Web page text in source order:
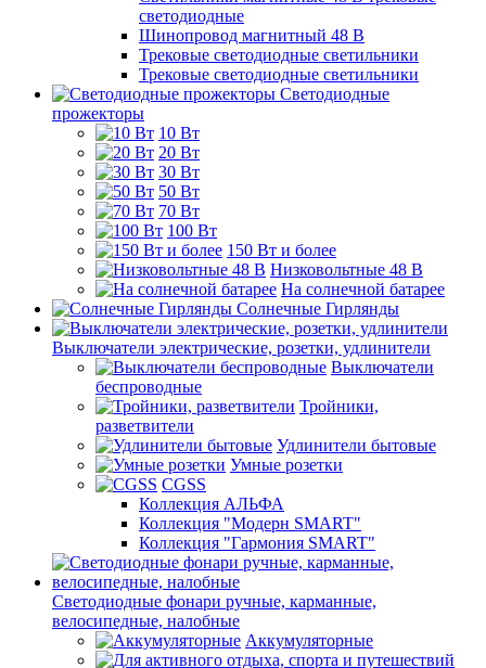
светодиодные
Шинопровод магнитный 48 В
Трековые светодиодные светильники
Трековые светодиодные светильники
Светодиодные
прожекторы
10 Вт
20 Вт
30 Вт
50 Вт
70 Вт
100 Вт
150 Вт и более
Низковольтные 48 В
На солнечной батарее
Солнечные Гирлянды
Выключатели электрические, розетки, удлинители
Выключатели
беспроводные
Тройники,
разветвители
Удлинители бытовые
Умные розетки
CGSS
Коллекция АЛЬФА
Коллекция "Модерн SMART"
Коллекция "Гармония SMART"
Светодиодные фонари ручные, карманные,
велосипедные, налобные
Аккумуляторные